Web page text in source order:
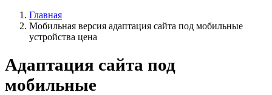
Главная
Мобильная версия адаптация сайта под мобильные
устройства цена
Адаптация сайта под
мобильные